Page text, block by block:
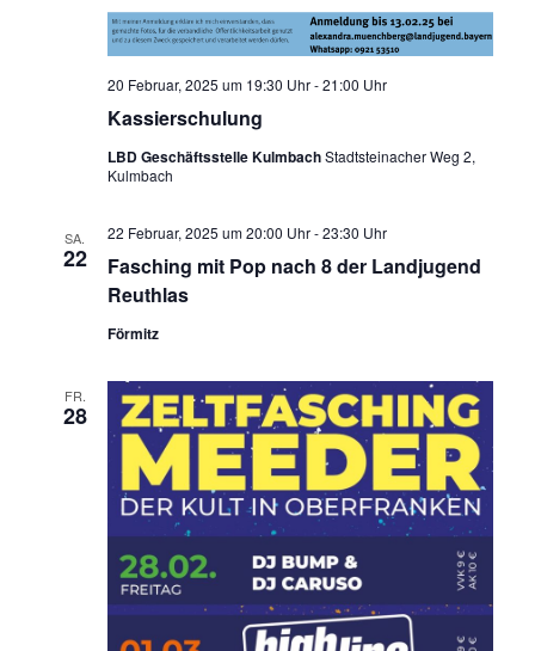
Kassierschulung
20 Februar, 2025 um 19:30 Uhr-21:00 Uhr
LBD Geschäftsstelle KulmbachStadtsteinacher Weg 2,
Kulmbach
SA.
22
Fasching mit Pop nach 8 der Landjugend
Reuthlas
22 Februar, 2025 um 20:00 Uhr-23:30 Uhr
Förmitz
FR.
28